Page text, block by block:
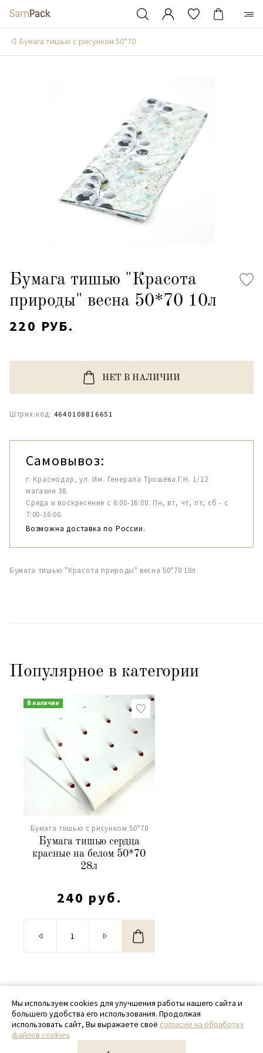
Бумага тишью с рисунком 50*70
Бумага тишью "Красота
природы" весна 50*70 10л
220 РУБ.
НЕТ В НАЛИЧИИ
Штрих-код: 4640108816651
Самовывоз:
г. Краснодар, ул. Им. Генерала Трошева Г.Н. 1/12
магазин 38.
Среда и воскресение с 6:00-16:00. Пн, вт, чт, пт, сб - с
7:00-16:00.
Возможна доставка по России.
Бумага тишью "Красота природы" весна 50*70 10л
Популярное в категории
В наличии
Бумага тишью с рисунком 50*70
Бумага тишью сердца
красные на белом 50*70
28л
240 руб.
© 2020 - 2026 SamPack
+ 7 (918) 699-97-87
zakaz@sampack.store
Мы используем cookies для улучшения работы нашего сайта и
большего удобства его использования. Продолжая
использовать сайт, Вы выражаете своё согласие на обработку
файлов cookies